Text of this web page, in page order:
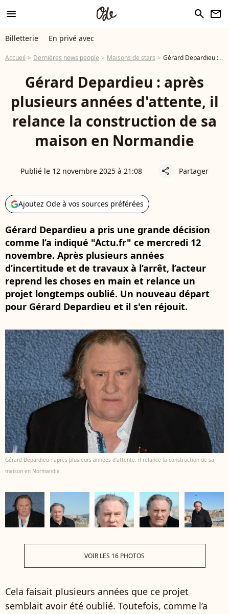
menu search newsletter
Billetterie En privé avec
Accueil Dernières news people Maisons de stars Gérard Depardieu : après plusieurs années d'attente, il relance la construction de sa maison en Normandie
Gérard Depardieu : après
plusieurs années d'attente, il
relance la construction de sa
maison en Normandie
Publié le 12 novembre 2025 à 21:08 share Partager
Ajoutez Ode à vos sources préférées
Gérard Depardieu a pris une grande décision
comme l’a indiqué "Actu.fr" ce mercredi 12
novembre. Après plusieurs années
d’incertitude et de travaux à l’arrêt, l’acteur
reprend les choses en main et relance un
projet longtemps oublié. Un nouveau départ
pour Gérard Depardieu et il s'en réjouit.
Gérard Depardieu : après plusieurs années d'attente, il relance la construction de sa
maison en Normandie
VOIR LES 16 PHOTOS
Cela faisait plusieurs années que ce projet
semblait avoir été oublié. Toutefois, comme l’a